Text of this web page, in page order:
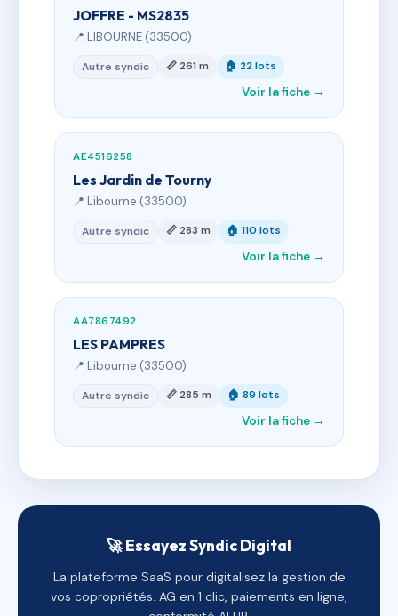
JOFFRE - MS2835
📍 LIBOURNE (33500)
Autre syndic 📏 261 m 🏠 22 lots
Voir la fiche →
AE4516258
Les Jardin de Tourny
📍 Libourne (33500)
Autre syndic 📏 283 m 🏠 110 lots
Voir la fiche →
AA7867492
LES PAMPRES
📍 Libourne (33500)
Autre syndic 📏 285 m 🏠 89 lots
Voir la fiche →
🚀 Essayez Syndic Digital
La plateforme SaaS pour digitalisez la gestion de
vos copropriétés. AG en 1 clic, paiements en ligne,